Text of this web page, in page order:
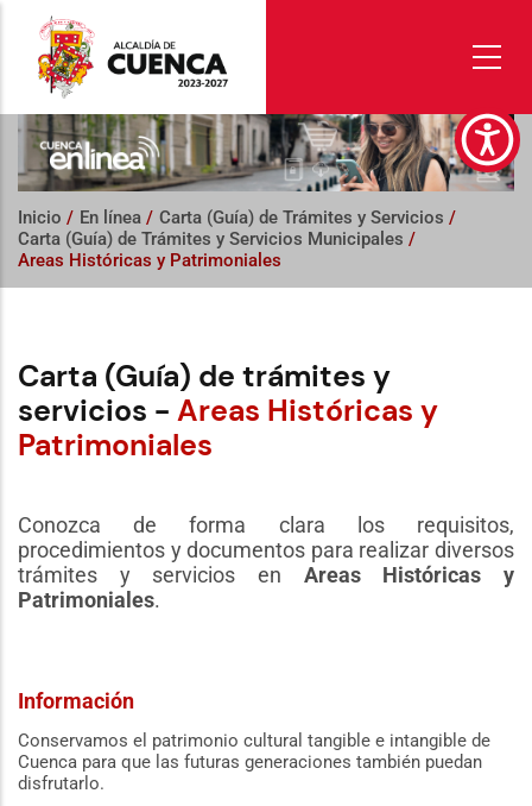
contenido
principal
Inicio / En línea / Carta (Guía) de Trámites y Servicios /
Carta (Guía) de Trámites y Servicios Municipales /
Areas Históricas y Patrimoniales
Carta (Guía) de trámites y
servicios - Areas Históricas y
Patrimoniales
Conozca de forma clara los requisitos,
procedimientos y documentos para realizar diversos
trámites y servicios en Areas Históricas y
Patrimoniales.
Información
Conservamos el patrimonio cultural tangible e intangible de
Cuenca para que las futuras generaciones también puedan
disfrutarlo.